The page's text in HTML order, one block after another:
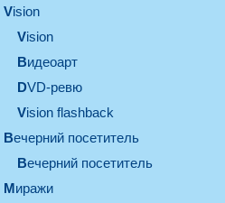
vision
vision
видеоарт
DVD-ревю
Vision flashback
вечерний посетитель
вечерний посетитель
миражи